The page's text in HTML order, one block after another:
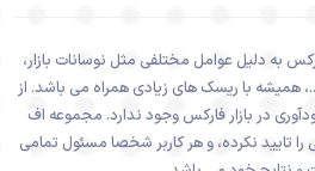
به دلیل عوامل مختلفی مثل نوسانات بازار،
همیشه با ریسک های زیادی همراه می باشد. از
در بازار فارکس وجود ندارد. مجموعه اف
تایید نکرده، و هر کاربر شخصا مسئول تمامی